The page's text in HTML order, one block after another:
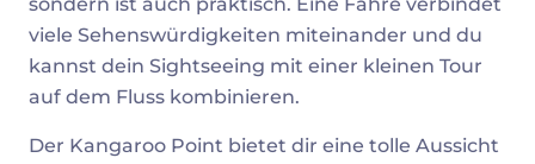
sondern ist auch praktisch. Eine Fähre verbindet
viele Sehenswürdigkeiten miteinander und du
kannst dein Sightseeing mit einer kleinen Tour
auf dem Fluss kombinieren.
Der Kangaroo Point bietet dir eine tolle Aussicht